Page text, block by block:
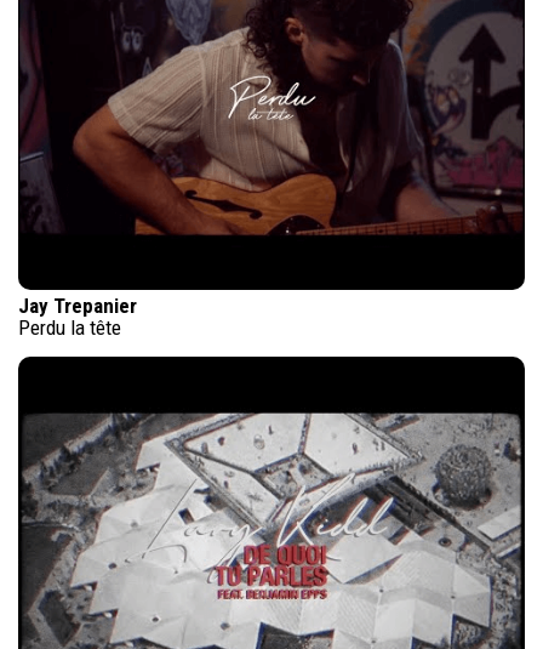
Jay Trepanier
Perdu la tête